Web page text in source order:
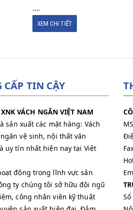
....
XEM CHI TIẾT
CẤP TIN CẬY
VÁCH NGĂN VIỆT NAM
sản xuất các mặt hàng: Vách
vệ sinh, nội thất văn
uy tín nhất hiện nay tại Việt
động trong lĩnh vực sản
ty chúng tôi sở hữu đội ngũ
công nhân viên kỹ thuật